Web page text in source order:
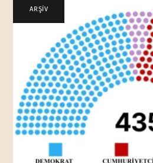
ARŞİV